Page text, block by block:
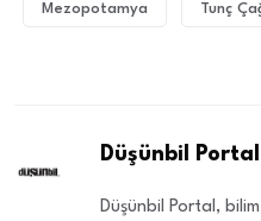
Mezopotamya Tunç
Düşünbil Portal
Düşünbil Portal,